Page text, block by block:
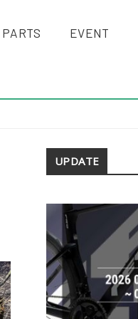
PARTS EVENT
Secondary
UPDATE